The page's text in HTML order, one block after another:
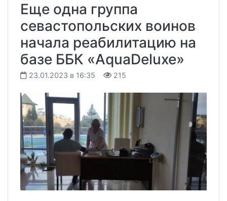
Еще одна группа
севастопольских воинов
начала реабилитацию на
базе ББК «AquaDeluxe»
23.01.2023 в 16:35 215